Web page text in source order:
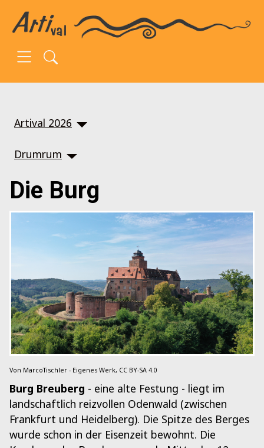
SKIP TO MAIN CONTENT
Artival 2026
Drumrum
Die Burg
Von MarcoTischler - Eigenes Werk, CC BY-SA 4.0
Burg Breuberg - eine alte Festung - liegt im
landschaftlich reizvollen Odenwald (zwischen
Frankfurt und Heidelberg). Die Spitze des Berges
wurde schon in der Eisenzeit bewohnt. Die